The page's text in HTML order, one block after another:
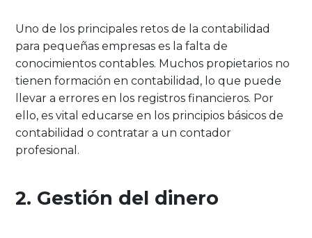
Uno de los principales retos de la contabilidad
para pequeñas empresas es la falta de
conocimientos contables. Muchos propietarios no
tienen formación en contabilidad, lo que puede
llevar a errores en los registros financieros. Por
ello, es vital educarse en los principios básicos de
contabilidad o contratar a un contador
profesional.
2. Gestión del dinero